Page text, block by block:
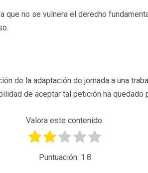
que no se vulnera el derecho
de la adaptación de jornada a una
de aceptar tal petición ha quedado
Valora este contenido.
Puntuación: 1.8